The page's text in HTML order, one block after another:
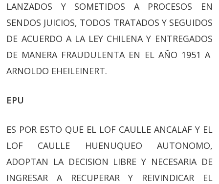
LANZADOS Y SOMETIDOS A PROCESOS EN
SENDOS JUICIOS, TODOS TRATADOS Y SEGUIDOS
DE ACUERDO A LA LEY CHILENA Y ENTREGADOS
DE MANERA FRAUDULENTA EN EL AÑO 1951 A
ARNOLDO EHEILEINERT.
EPU
ES POR ESTO QUE EL LOF CAULLE ANCALAF Y EL
LOF CAULLE HUENUQUEO AUTONOMO,
ADOPTAN LA DECISION LIBRE Y NECESARIA DE
INGRESAR A RECUPERAR Y REIVINDICAR EL